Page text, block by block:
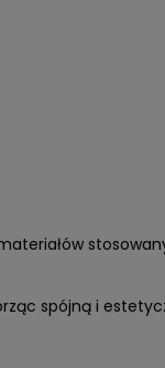
spójną i